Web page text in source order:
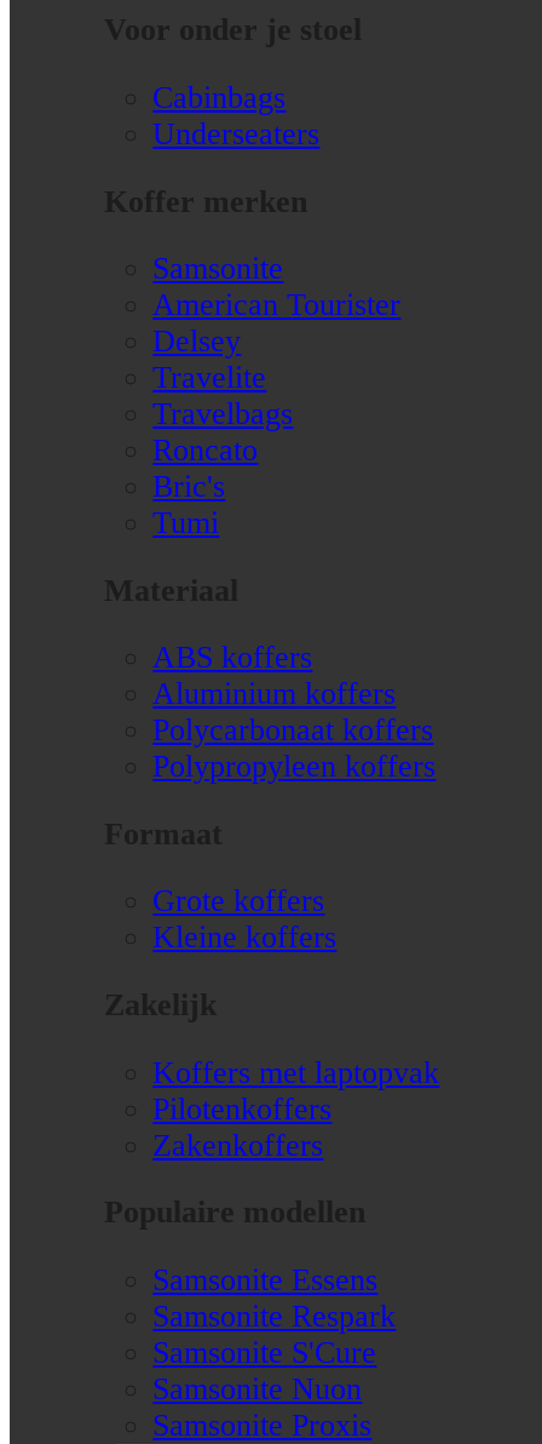
Voor onder je stoel
Cabinbags
Underseaters
Koffer merken
Samsonite
American Tourister
Delsey
Travelite
Travelbags
Roncato
Bric's
Tumi
Materiaal
ABS koffers
Aluminium koffers
Polycarbonaat koffers
Polypropyleen koffers
Formaat
Grote koffers
Kleine koffers
Zakelijk
Koffers met laptopvak
Pilotenkoffers
Zakenkoffers
Populaire modellen
Samsonite Essens
Samsonite Respark
Samsonite S'Cure
Samsonite Nuon
Samsonite Proxis